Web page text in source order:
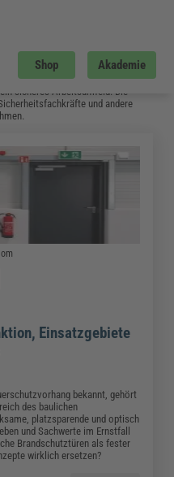
Shop Akademie
wieArbeitssicherheit,
Betrieb. Hinzu kommen Inhalte zu
sicheres Arbeitsumfeld. Die
und andere
Einsatzgebiete
bekannt, gehört
des baulichen
platzsparende und optisch
und Sachwerte im Ernstfall
Brandschutztüren als fester
wirklich ersetzen?